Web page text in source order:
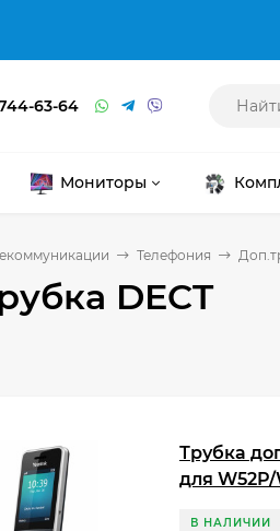
63-64
Мониторы
Телефония
DECT
Трубка
для
В НАЛИЧИИ